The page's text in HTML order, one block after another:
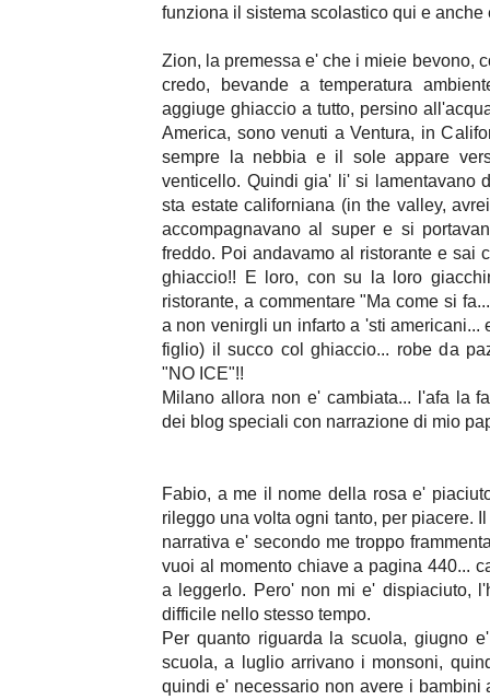
funziona il sistema scolastico qui e anche
Zion, la premessa e' che i mieie bevono,
credo, bevande a temperatura
aggiuge ghiaccio a tutto, persino
America, sono venuti a Ventura, in
sempre la nebbia e il sole appare
venticello. Quindi gia' li' si lamentavano
sta estate californiana (in the valley,
accompagnavano al super e si
freddo. Poi andavamo al ristorante e sai
ghiaccio!! E loro, con su la loro
ristorante, a commentare "Ma come si
a non venirgli un infarto a 'sti americani...
figlio) il succo col ghiaccio... robe da
"NO ICE"!!
Milano allora non e' cambiata... l'afa la
dei blog speciali con narrazione di mio
Fabio, a me il nome della rosa e'
rileggo una volta ogni tanto, per piacere.
narrativa e' secondo me troppo
vuoi al momento chiave a pagina 440...
a leggerlo. Pero' non mi e' dispiaciuto,
difficile nello stesso tempo.
Per quanto riguarda la scuola, giugno
scuola, a luglio arrivano i monsoni,
quindi e' necessario non avere i